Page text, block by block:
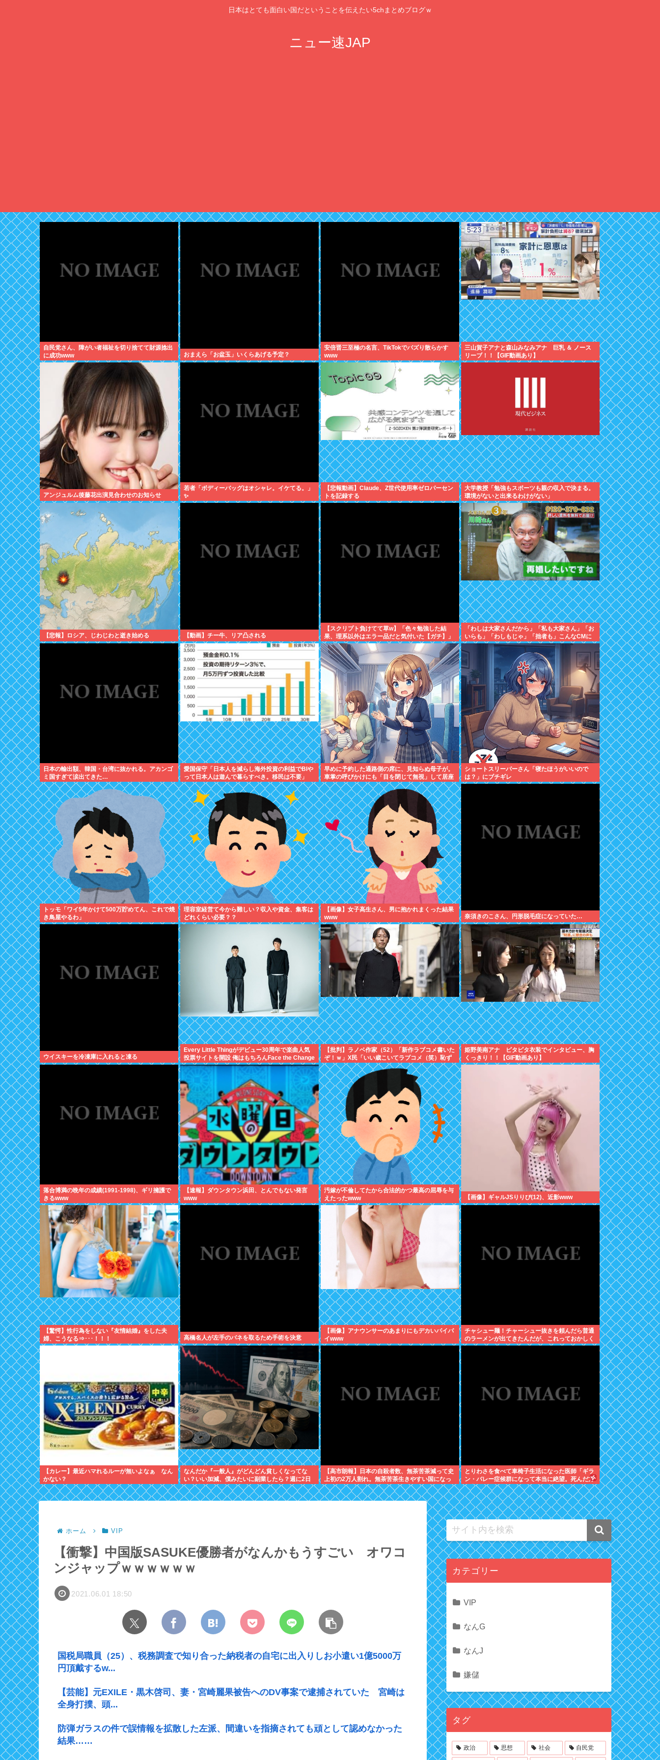
日本はとても面白い国だということを伝えたい5chまとめブログｗ
ニュー速JAP
自民党さん、障がい者福祉を切り捨てて財源捻出
に成功www
おまえら「お盆玉」いくらあげる予定？
安倍晋三至極の名言、TikTokでバズり散らかす
www
三山賀子アナと森山みなみアナ 巨乳 ＆ ノース
リーブ！！【GIF動画あり】
アンジュルム後藤花出演見合わせのお知らせ
若者「ボディーバッグはオシャレ。イケてる。」
✨
【悲報動画】Claude、Z世代使用率ゼロパーセン
トを記録する
大学教授「勉強もスポーツも親の収入で決まる。
環境がないと出来るわけがない」
【悲報】ロシア、じわじわと逝き始める 【動画】チー牛、リア凸される
【スクリプト負けてて草w】「色々勉強した結
果、理系以外はエラー品だと気付いた【ガチ】」
について、もっと具体的に話そうか
「わしは大家さんだから」「私も大家さん」「お
いらも」「わしもじゃ」「拙者も」こんなCMに
騙された日本人
日本の輸出額、韓国・台湾に抜かれる。アカンゴ
ミ国すぎて涙出てきた…
愛国保守「日本人を減らし海外投資の利益でBIや
って日本人は遊んで暮らすべき。移民は不要」
早めに予約した通路側の席に、見知らぬ母子が。
車掌の呼びかけにも「目を閉じて無視」して居座
られました。無理やり奪われた席は、結局“やっ
たもん勝ち”になっ...
ショートスリーパーさん「寝たほうがいいので
は？」にブチギレ
トッモ「ワイ5年かけて500万貯めてん、これで焼
き鳥屋やるわ」
理容室経営て今から難しい？収入や資金、集客は
どれくらい必要？？
【画像】女子高生さん、男に抱かれまくった結果
www
奈須きのこさん、円形脱毛症になっていた…
ウイスキーを冷凍庫に入れると凍る
Every Little Thingがデビュー30周年で楽曲人気
投票サイトを開設 俺はもちろんFace the Change
に入れてきたぞ
【批判】ラノベ作家（52）「新作ラブコメ書いた
ぞ！ｗ」X民「いい歳こいてラブコメ（笑）恥ず
かしくないの？」←やめたれｗと話題に
姫野美南アナ ピタピタ衣装でインタビュー、胸
くっきり！！【GIF動画あり】
落合博満の晩年の成績(1991-1998)、ギリ擁護で
きるwww
【速報】ダウンタウン浜田、とんでもない発言
www
汚嫁が不倫してたから合法的かつ最高の屈辱を与
えたったwww
【画像】ギャルJSりりぴ(12)、近影www
【驚愕】性行為をしない『友情結婚』をした夫
婦、こうなる⇒･･･！！！
高橋名人が左手のバネを取るため手術を決意
【画像】アナウンサーのあまりにもデカいパイパ
イwww
チャシュー麺！チャーシュー抜きを頼んだら普通
のラーメンが出てきたんだが、これっておかしく
ねえ？
【カレー】最近ハマれるルーが無いよなぁ なん
かない？
なんだか『一般人』がどんどん貧しくなってな
い？いい加減、僕みたいに副業したら？週に2日
休む時代は終わったんだよ
【高市朗報】日本の自殺者数、無茶苦茶減って史
上初の2万人割れ。無茶苦茶生きやすい国になっ
てる件www
とりわさを食べて車椅子生活になった医師「ギラ
ン・バレー症候群になって本当に絶望。死んだ方
が良かったと思った」
ホーム VIP
【衝撃】中国版SASUKE優勝者がなんかもうすごい オワコ
ンジャップｗｗｗｗｗｗ
2021.06.01 18:50
国税局職員（25）、税務調査で知り合った納税者の自宅に出入りしお小遣い1億5000万
円頂戴するw...
【芸能】元EXILE・黒木啓司、妻・宮崎麗果被告へのDV事案で逮捕されていた 宮崎は
全身打撲、頭...
防弾ガラスの件で誤情報を拡散した左派、間違いを指摘されても頑として認めなかった
結果……
カテゴリー
VIP
なんG
なんJ
嫌儲
タグ
政治 思想 社会 自民党